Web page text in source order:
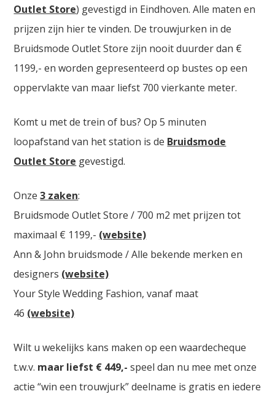
Outlet Store) gevestigd in Eindhoven. Alle maten en
prijzen zijn hier te vinden. De trouwjurken in de
Bruidsmode Outlet Store zijn nooit duurder dan €
1199,- en worden gepresenteerd op bustes op een
oppervlakte van maar liefst 700 vierkante meter.
Komt u met de trein of bus? Op 5 minuten
loopafstand van het station is de Bruidsmode
Outlet Store gevestigd.
Onze3 zaken:
Bruidsmode Outlet Store / 700 m2 met prijzen tot
maximaal € 1199,- (website)
Ann & John bruidsmode / Alle bekende merken en
designers (website)
Your Style Wedding Fashion, vanaf maat
46 (website)
Wilt u wekelijks kans maken op een waardecheque
t.w.v. maar liefst € 449,- speel dan nu mee met onze
actie “win een trouwjurk” deelname is gratis en iedere